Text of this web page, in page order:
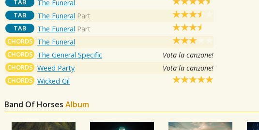
TAB The Funeral
TAB The Funeral Part
TAB The Funeral Part
CHORDS The Funeral
CHORDS The General Specific Vota la canzone!
CHORDS Weed Party Vota la canzone!
CHORDS Wicked Gil
Band Of Horses Album